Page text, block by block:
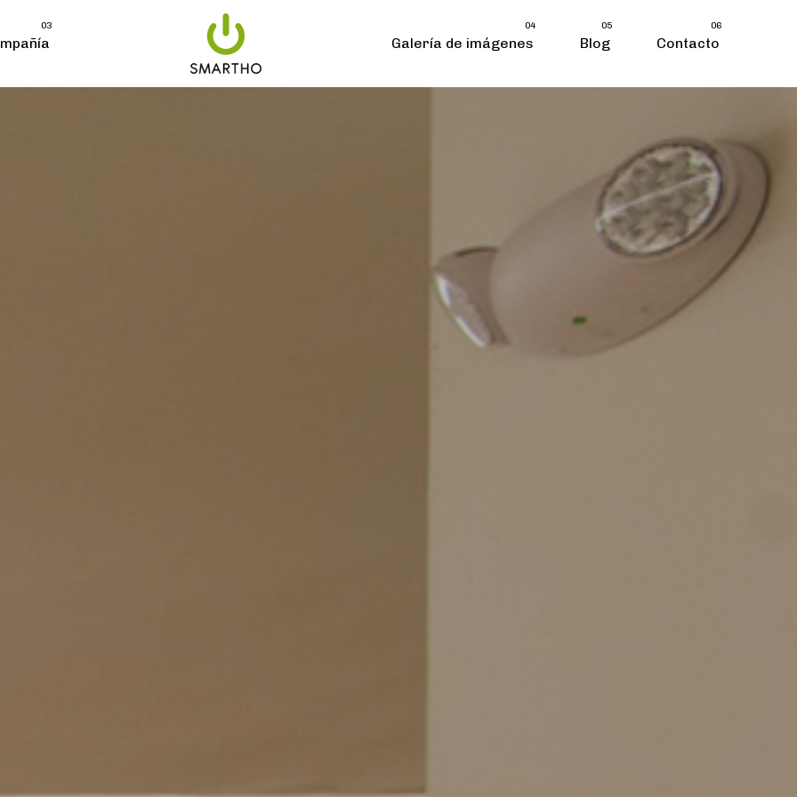
03
Galería de imágenes
04
Blog
05
Contacto
06